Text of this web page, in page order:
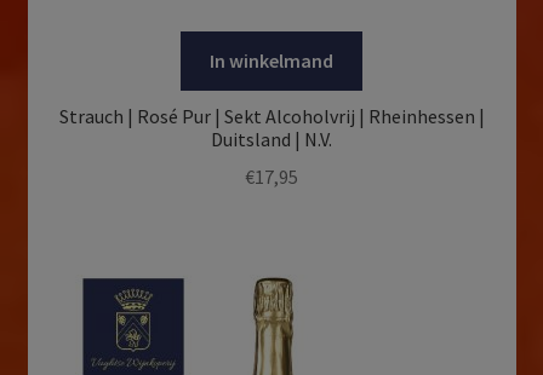
In winkelmand
Strauch | Rosé Pur | Sekt Alcoholvrij | Rheinhessen |
Duitsland | N.V.
€17,95